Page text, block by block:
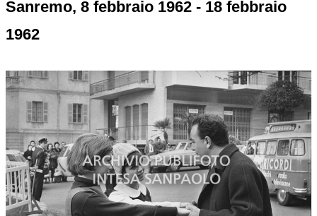
Sanremo, 8 febbraio 1962 - 18 febbraio
1962